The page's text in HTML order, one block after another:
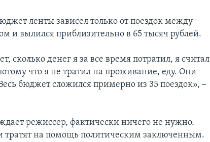
ленты зависел только от поездок между
и вылился приблизительно в 65 тысяч рублей.
сколько денег я за все время потратил, я считал
что я не тратил на проживание, еду. Они
бюджет сложился примерно из 35 поездок», –
режиссер, фактически ничего не нужно.
на помощь политическим заключенным.